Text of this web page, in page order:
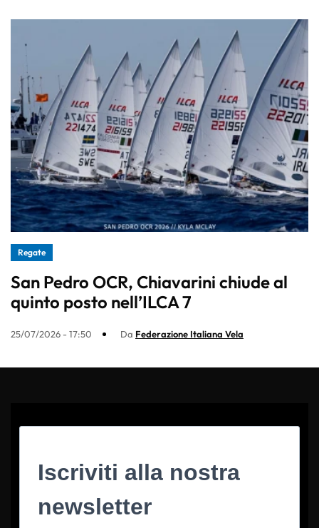
Regate
San Pedro OCR, Chiavarini chiude al
quinto posto nell’ILCA 7
25/07/2026 - 17:50 Da Federazione Italiana Vela
Iscriviti alla nostra
newsletter